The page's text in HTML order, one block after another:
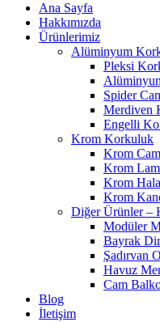
Ana Sayfa
Hakkımızda
Ürünlerimiz
Alüminyum
Pleksi
Spider
Merdiven
Engelli
Krom Korkuluk
Krom
Krom
Krom
Krom
Diğer Ürünler –
Modüler
Bayrak
Şadırvan
Havuz
Cam
Blog
İletişim